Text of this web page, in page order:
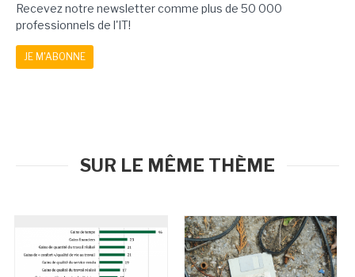
Recevez notre newsletter comme plus de 50 000
professionnels de l'IT!
JE M'ABONNE
SUR LE MÊME THÈME